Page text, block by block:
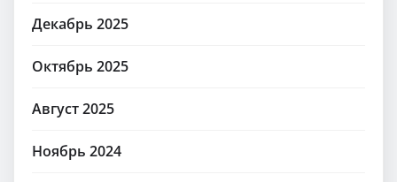
Декабрь 2025
Октябрь 2025
Август 2025
Ноябрь 2024